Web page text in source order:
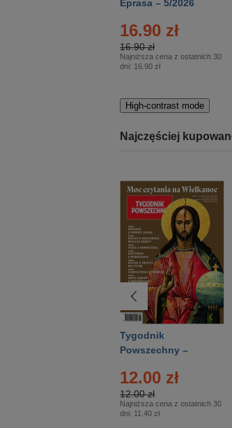
Eprasa – 5/2026
16.90 zł
16.90 zł
Najniższa cena z ostatnich 30
dni: 16.90 zł
High-contrast mode
Najczęściej
Tygodnik
Powszechny –
12.00 zł
12.00 zł
Najniższa cena z ostatnich 30
dni: 11.40 zł